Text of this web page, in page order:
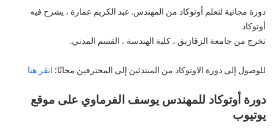
دورة مجانية لتعلم أوتوكاد من المهندس. عبد الكريم عمارة ، يشرح فيه
أوتوكاد
تخرج من جامعة الزقازيق ، كلية الهندسة ، القسم المدني.
للوصول إلى دورة الاوتوكاد من المبتدئين إلى المحترفين مجانًا: انقر هنا
دورة أوتوكاد للمهندس يوسف الفرماوي على موقع
يوتيوب